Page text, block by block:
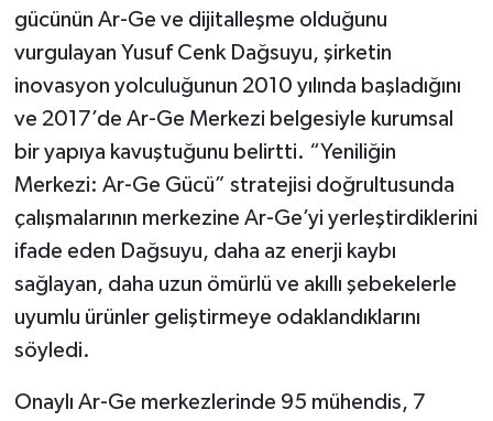
gücünün Ar-Ge ve dijitalleşme olduğunu
vurgulayan Yusuf Cenk Dağsuyu, şirketin
inovasyon yolculuğunun 2010 yılında başladığını
ve 2017’de Ar-Ge Merkezi belgesiyle kurumsal
bir yapıya kavuştuğunu belirtti. “Yeniliğin
Merkezi: Ar-Ge Gücü” stratejisi doğrultusunda
çalışmalarının merkezine Ar-Ge’yi yerleştirdiklerini
ifade eden Dağsuyu, daha az enerji kaybı
sağlayan, daha uzun ömürlü ve akıllı şebekelerle
uyumlu ürünler geliştirmeye odaklandıklarını
söyledi.
Onaylı Ar-Ge merkezlerinde 95 mühendis, 7